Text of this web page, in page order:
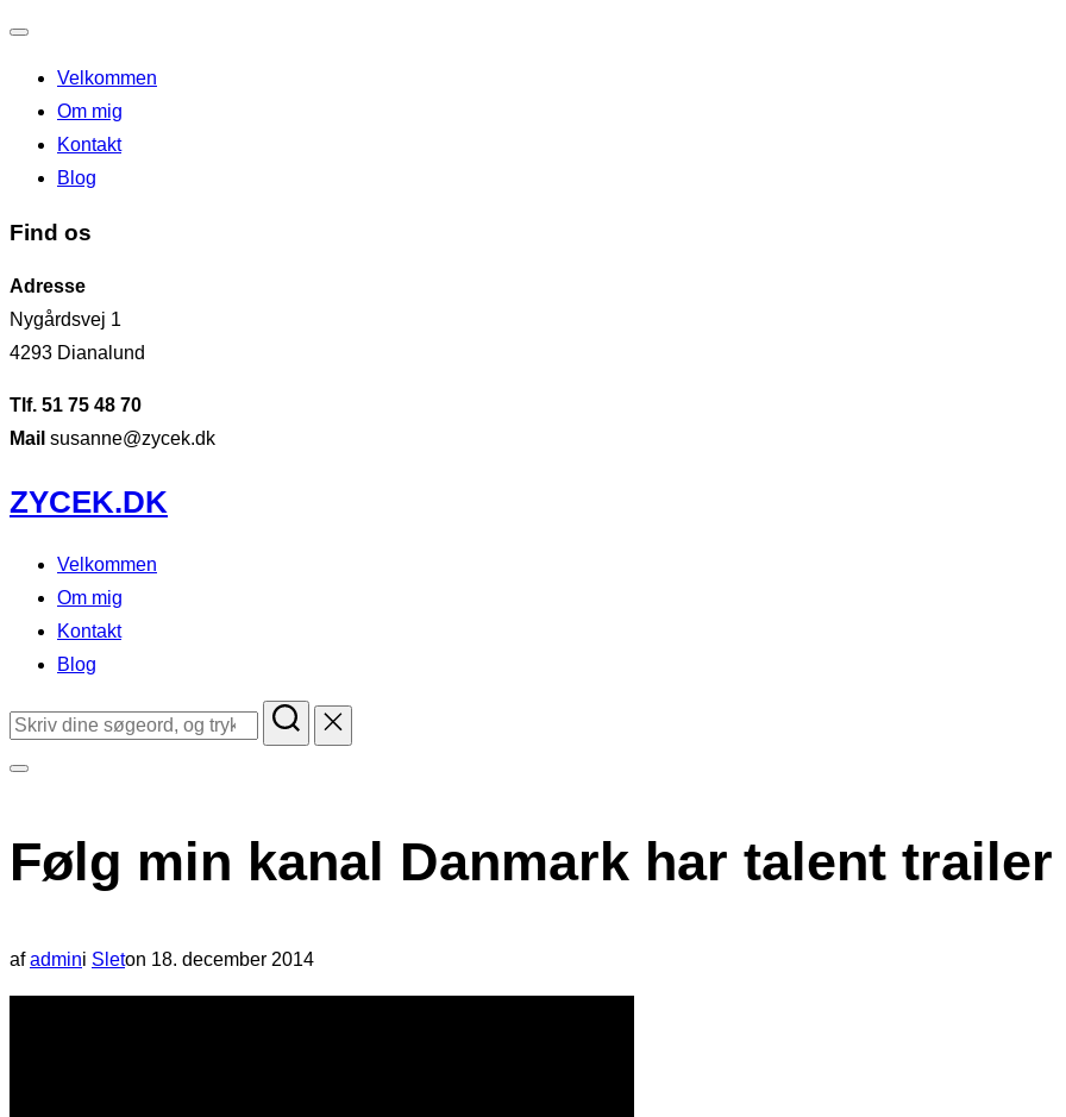
navigation
til/fra
Velkommen
Om mig
Kontakt
Blog
Find os
Adresse
Nygårdsvej 1
4293 Dianalund
Tlf. 51 75 48 70
Mail susanne@zycek.dk
Videre
til
indhold
ZYCEK.DK
Velkommen
Om mig
Kontakt
Blog
Søg
i
sidekolonne
Følg min kanal Danmark har talent trailer
afadmini Sleton Udgivet
d.
18. december 2014